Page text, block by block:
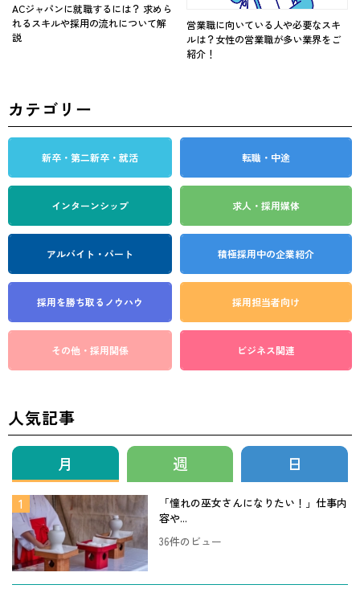
ACジャパンに就職するには？ 求めら
れるスキルや採用の流れについて解
説
営業職に向いている人や必要なスキ
ルは？女性の営業職が多い業界をご
紹介！
カテゴリー
新卒・第二新卒・就活 転職・中途
インターンシップ 求人・採用媒体
アルバイト・パート 積極採用中の企業紹介
採用を勝ち取る ノウハウ 採用担当者向け
その他・採用関係 ビジネス関連
人気記事
月 週 日
「憧れの巫女さんになりたい！」仕事内
容や...
36件のビュー